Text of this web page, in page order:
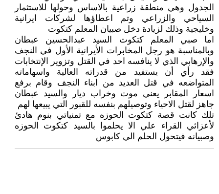
الجدول وهي منطقة زراعية بالاساس وحولها للاستثمار
السياحي والزراعي وتم اعطاؤها لشركات ايرانية
وخليجية وذلك لزيادة دخل صبيان المعلم كتكوت
اما صبي المعلم كتكوت السيد عبدالحسين عبطان
وبالمناسبة هو رجل المخابرات الأيرانية الأول في النجف
والإرهابي الذي لا ينافسه احد في القتل وتزوير الإنتخابات
فقد رأي أن يستفيد من قدراته العالية واسهاماته
المتواضعه في قتل العديد من ابناء النجف وقام برفع
اسعار المقابر يعني موت وخراب ديار والسيد عبطان
جاهز لقتل الاحياء وتوصيلهم بنفسه للقبور التي يبيعها لهم
تلك كانت قصة كتكوت الحوزه مع تمنياتي بنوم هادئ
لأعزائي القراء علي الا يحلموا بالسيد كتكوت الحوزه
وصبيانه فيتحول الحلم الي كابوس